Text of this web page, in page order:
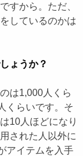
すから。ただ、
しているのかは
ょうか？
は1,000人くら
くらいです。そ
10人ほどになり
された人以外に
アイテムを入手